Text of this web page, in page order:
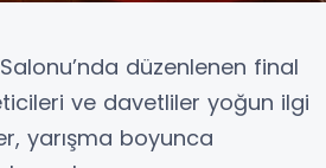
düzenlenen final
ve davetliler yoğun ilgi
yarışma boyunca